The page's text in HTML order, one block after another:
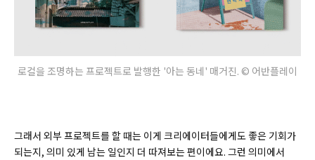
로컬을 조명하는 프로젝트로 발행한 '아는 동네' 매거진. © 어반플레이
그래서 외부 프로젝트를 할 때는 이게 크리에이터들에게도 좋은 기회가
되는지, 의미 있게 남는 일인지 더 따져보는 편이에요. 그런 의미에서